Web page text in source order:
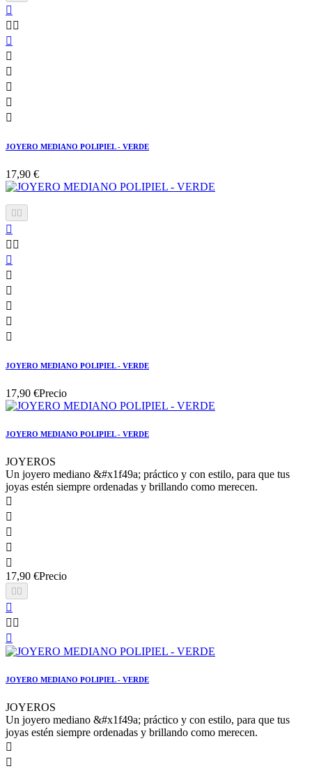

 






JOYERO MEDIANO POLIPIEL - VERDE
17,90 €
 

 






JOYERO MEDIANO POLIPIEL - VERDE
17,90 €Precio
JOYERO MEDIANO POLIPIEL - VERDE
JOYEROS
Un joyero mediano &#x1f49a; práctico y con estilo, para que tus
joyas estén siempre ordenadas y brillando como merecen.





17,90 €Precio
 

 

JOYERO MEDIANO POLIPIEL - VERDE
JOYEROS
Un joyero mediano &#x1f49a; práctico y con estilo, para que tus
joyas estén siempre ordenadas y brillando como merecen.

